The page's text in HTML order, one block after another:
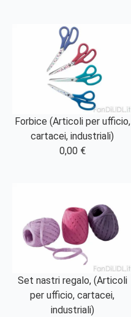
Forbice (Articoli per ufficio,
cartacei, industriali)
0,00 €
Set nastri regalo, (Articoli
per ufficio, cartacei,
industriali)